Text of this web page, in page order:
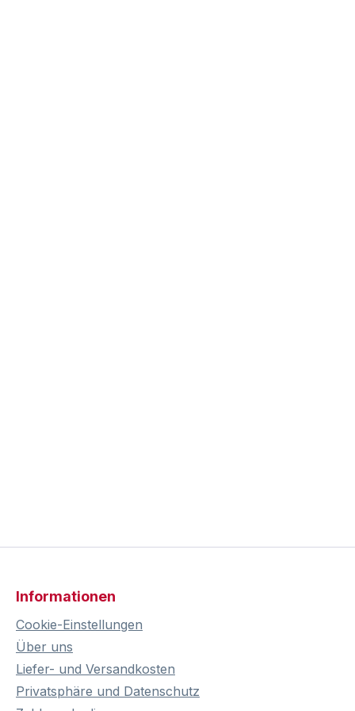
Informationen
Cookie-Einstellungen
Über uns
Liefer- und Versandkosten
Privatsphäre und Datenschutz